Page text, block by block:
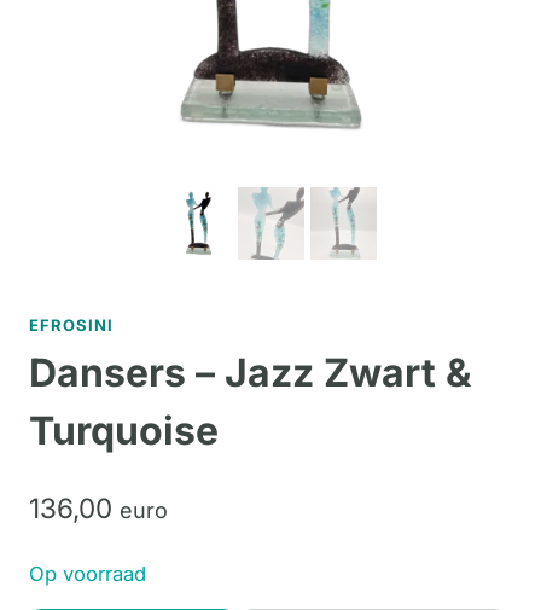
EFROSINI
Dansers – Jazz Zwart &
Turquoise
136,00 euro
Op voorraad